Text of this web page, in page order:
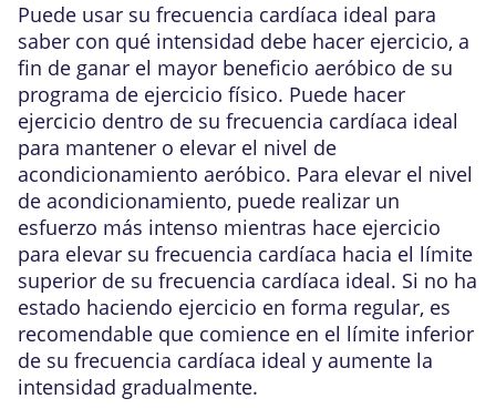
Puede usar su frecuencia cardíaca ideal para
saber con qué intensidad debe hacer ejercicio, a
fin de ganar el mayor beneficio aeróbico de su
programa de ejercicio físico. Puede hacer
ejercicio dentro de su frecuencia cardíaca ideal
para mantener o elevar el nivel de
acondicionamiento aeróbico. Para elevar el nivel
de acondicionamiento, puede realizar un
esfuerzo más intenso mientras hace ejercicio
para elevar su frecuencia cardíaca hacia el límite
superior de su frecuencia cardíaca ideal. Si no ha
estado haciendo ejercicio en forma regular, es
recomendable que comience en el límite inferior
de su frecuencia cardíaca ideal y aumente la
intensidad gradualmente.